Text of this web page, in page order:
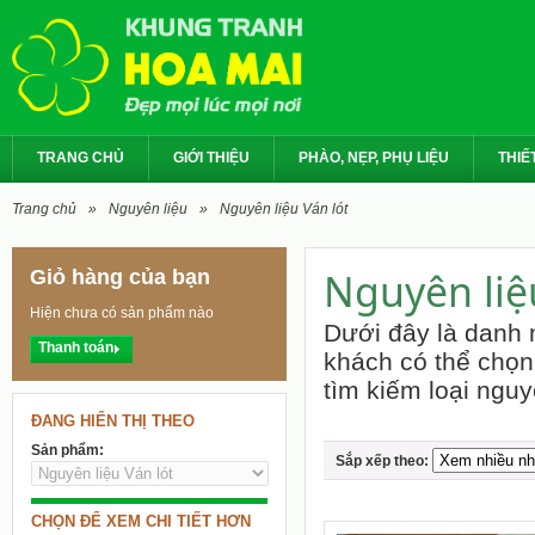
TRANG CHỦ GIỚI THIỆU PHÀO, NẸP, PHỤ LIỆU
Trang chủ » Nguyên liệu » Nguyên liệu Ván lót
Giỏ hàng của bạn
Hiện chưa có sản phẩm nào
Thanh toán
ĐANG HIỂN THỊ THEO
Sản phẩm:
CHỌN ĐỂ XEM CHI TIẾT HƠN
Nguyên
Dưới đây là danh
khách có thể
tìm kiếm loại
Sắp xếp theo: